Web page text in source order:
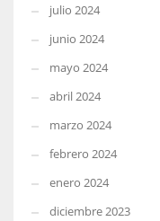
julio 2024
junio 2024
mayo 2024
abril 2024
marzo 2024
febrero 2024
enero 2024
diciembre 2023